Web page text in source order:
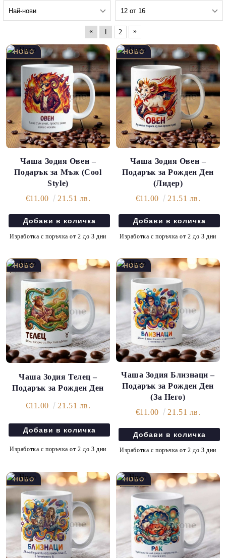
« 1 2 »
Чаша Зодия Овен –
Подарък за Мъж (Cool
Style)
€11.00
21.51 лв.
Изработка с поръчка от 2 до 3 дни
Чаша Зодия Овен –
Подарък за Рожден Ден
(Лидер)
€11.00
21.51 лв.
Изработка с поръчка от 2 до 3 дни
Чаша Зодия Телец –
Подарък за Рожден Ден
€11.00 21.51 лв.
Изработка с поръчка от 2 до 3 дни
Чаша Зодия Близнаци –
Подарък за Рожден Ден
(За Него)
€11.00
21.51 лв.
Изработка с поръчка от 2 до 3 дни